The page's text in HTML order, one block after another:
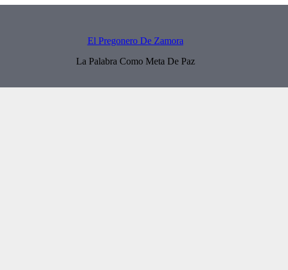
El Pregonero De Zamora
La Palabra Como Meta De Paz